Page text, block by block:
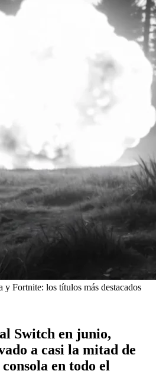
y Fortnite: los títulos más destacados
Switch en junio,
a casi la mitad de
en todo el